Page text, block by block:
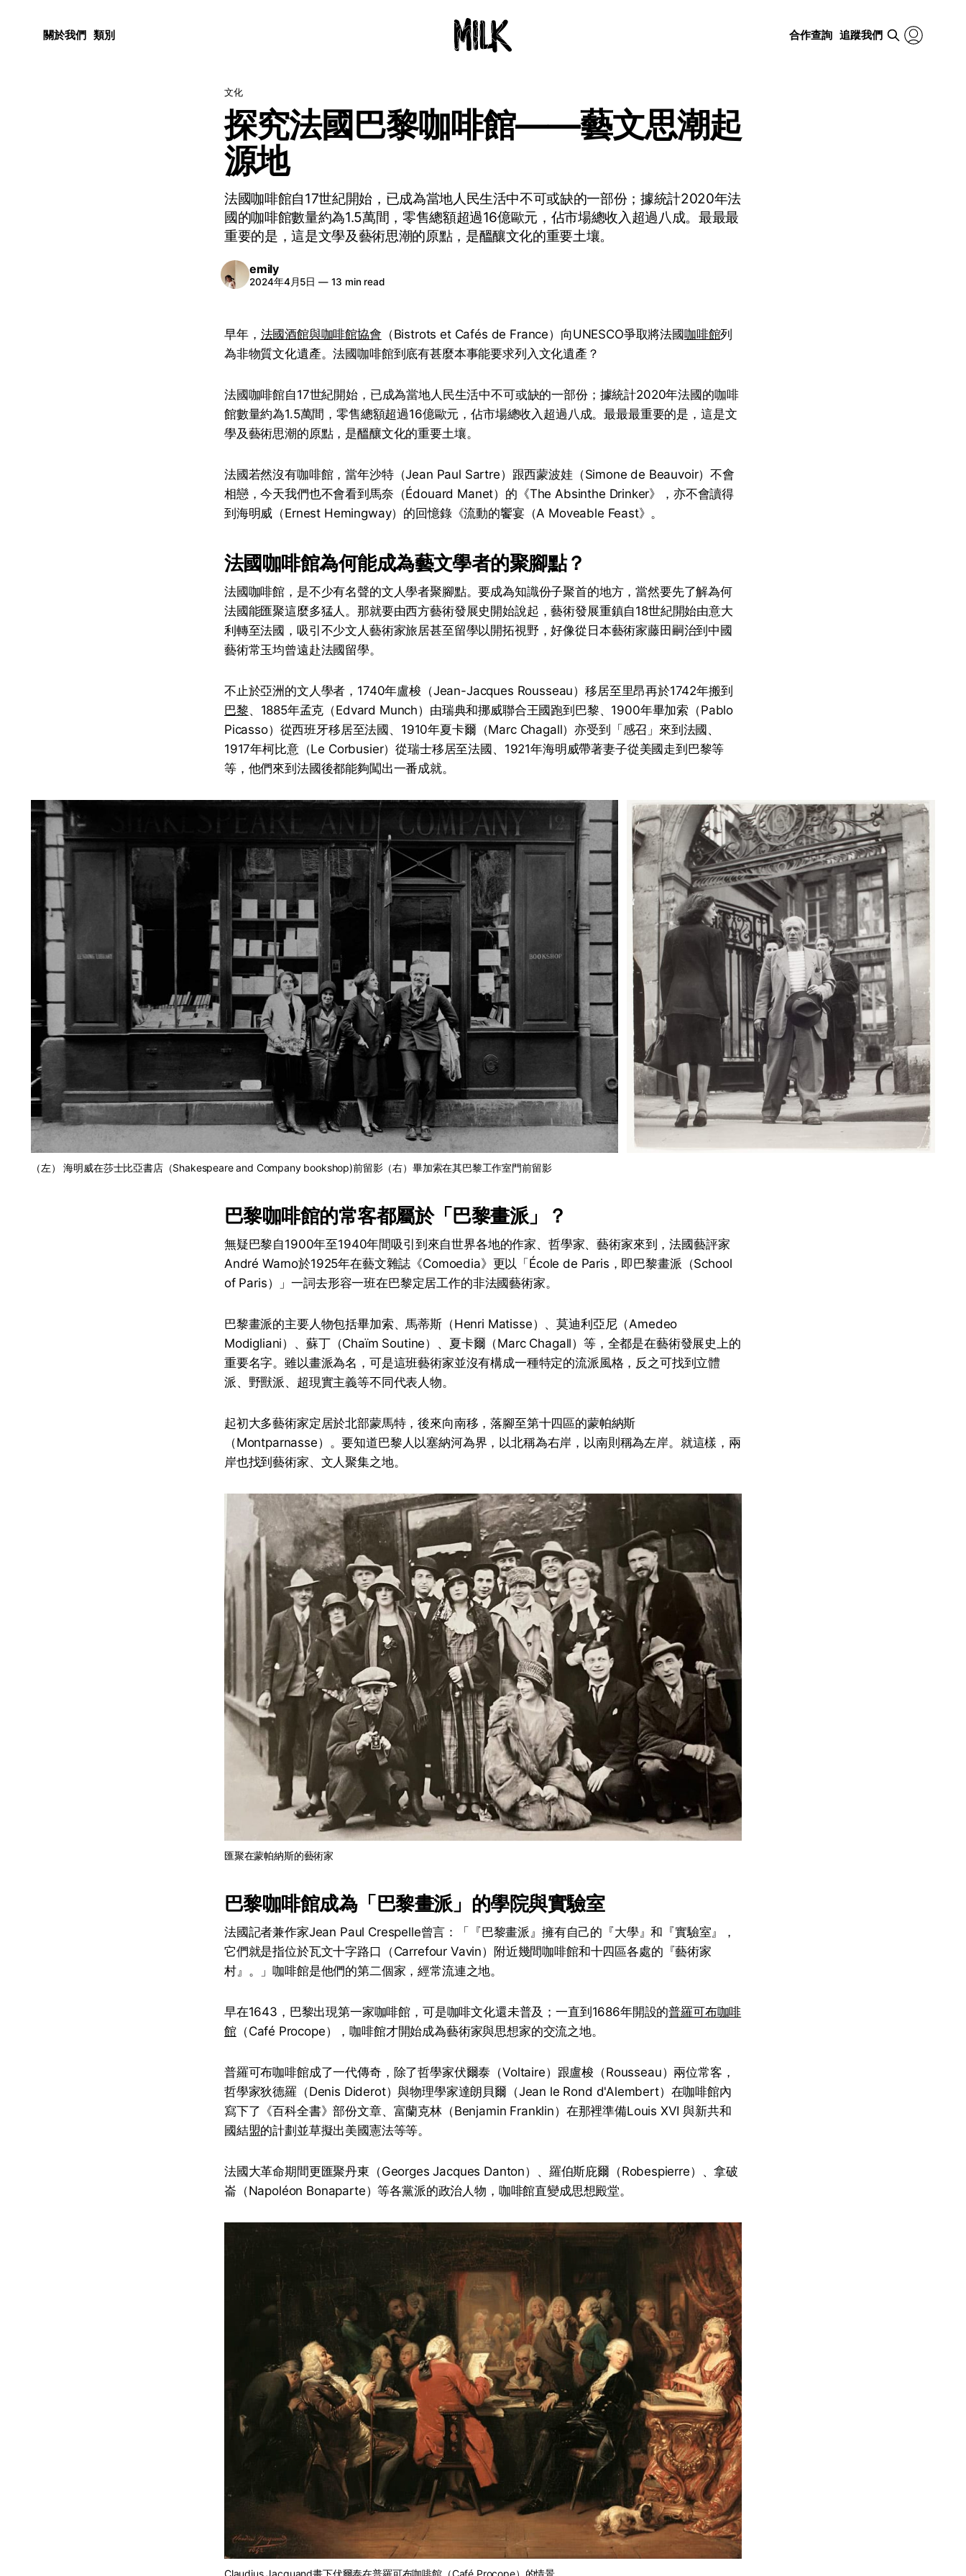
關於我們 類別 合作查詢 追蹤我們
文化
探究法國巴黎咖啡館——藝文思潮起
源地
法國咖啡館自17世紀開始，已成為當地人民生活中不可或缺的一部份；據統計2020年法
國的咖啡館數量約為1.5萬間，零售總額超過16億歐元，佔市場總收入超過八成。最最最
重要的是，這是文學及藝術思潮的原點，是醞釀文化的重要土壤。
emily
2024年4月5日 — 13 min read
早年， 法國酒館與咖啡館協會 （Bistrots et Cafés de France）向UNESCO爭取將法國咖啡館列
為非物質文化遺產。法國咖啡館到底有甚麼本事能要求列入文化遺產？
法國咖啡館自17世紀開始，已成為當地人民生活中不可或缺的一部份；據統計2020年法國的咖啡
館數量約為1.5萬間，零售總額超過16億歐元，佔市場總收入超過八成。最最最重要的是，這是文
學及藝術思潮的原點，是醞釀文化的重要土壤。
法國若然沒有咖啡館，當年沙特（Jean Paul Sartre）跟西蒙波娃（Simone de Beauvoir）不會
相戀，今天我們也不會看到馬奈（Édouard Manet）的《The Absinthe Drinker》，亦不會讀得
到海明威（Ernest Hemingway）的回憶錄《流動的饗宴（A Moveable Feast》。
法國咖啡館為何能成為藝文學者的聚腳點？
法國咖啡館，是不少有名聲的文人學者聚腳點。要成為知識份子聚首的地方，當然要先了解為何
法國能匯聚這麼多猛人。那就要由西方藝術發展史開始說起，藝術發展重鎮自18世紀開始由意大
利轉至法國，吸引不少文人藝術家旅居甚至留學以開拓視野，好像從日本藝術家藤田嗣治到中國
藝術常玉均曾遠赴法國留學。
不止於亞洲的文人學者，1740年盧梭（Jean-Jacques Rousseau）移居至里昂再於1742年搬到
巴黎、1885年孟克（Edvard Munch）由瑞典和挪威聯合王國跑到巴黎、1900年畢加索（Pablo
Picasso）從西班牙移居至法國、1910年夏卡爾（Marc Chagall）亦受到「感召」來到法國、
1917年柯比意（Le Corbusier）從瑞士移居至法國、1921年海明威帶著妻子從美國走到巴黎等
等，他們來到法國後都能夠闖出一番成就。
（左） 海明威在莎士比亞書店（Shakespeare and Company bookshop)前留影（右）畢加索在其巴黎工作室門前留影
巴黎咖啡館的常客都屬於「巴黎畫派」？
無疑巴黎自1900年至1940年間吸引到來自世界各地的作家、哲學家、藝術家來到，法國藝評家
André Warno於1925年在藝文雜誌《Comoedia》更以「École de Paris，即巴黎畫派（School
of Paris）」一詞去形容一班在巴黎定居工作的非法國藝術家。
巴黎畫派的主要人物包括畢加索、馬蒂斯（Henri Matisse）、莫迪利亞尼（Amedeo
Modigliani）、蘇丁（Chaïm Soutine）、夏卡爾（Marc Chagall）等，全都是在藝術發展史上的
重要名字。雖以畫派為名，可是這班藝術家並沒有構成一種特定的流派風格，反之可找到立體
派、野獸派、超現實主義等不同代表人物。
起初大多藝術家定居於北部蒙馬特，後來向南移，落腳至第十四區的蒙帕納斯
（Montparnasse）。要知道巴黎人以塞納河為界，以北稱為右岸，以南則稱為左岸。就這樣，兩
岸也找到藝術家、文人聚集之地。
匯聚在蒙帕納斯的藝術家
巴黎咖啡館成為「巴黎畫派」的學院與實驗室
法國記者兼作家Jean Paul Crespelle曾言：「『巴黎畫派』擁有自己的『大學』和『實驗室』，
它們就是指位於瓦文十字路口（Carrefour Vavin）附近幾間咖啡館和十四區各處的『藝術家
村』。」咖啡館是他們的第二個家，經常流連之地。
早在1643，巴黎出現第一家咖啡館，可是咖啡文化還未普及；一直到1686年開設的普羅可布咖啡
館（Café Procope），咖啡館才開始成為藝術家與思想家的交流之地。
普羅可布咖啡館成了一代傳奇，除了哲學家伏爾泰（Voltaire）跟盧梭（Rousseau）兩位常客，
哲學家狄德羅（Denis Diderot）與物理學家達朗貝爾（Jean le Rond d'Alembert）在咖啡館內
寫下了《百科全書》部份文章、富蘭克林（Benjamin Franklin）在那裡準備Louis XVI 與新共和
國結盟的計劃並草擬出美國憲法等等。
法國大革命期間更匯聚丹東（Georges Jacques Danton）、羅伯斯庇爾（Robespierre）、拿破
崙（Napoléon Bonaparte）等各黨派的政治人物，咖啡館直變成思想殿堂。
Claudius Jacquand畫下伏爾泰在普羅可布咖啡館（Café Procope）的情景